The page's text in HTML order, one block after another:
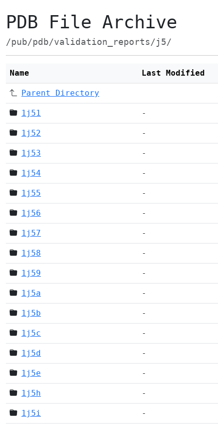
PDB File Archive
/pub/pdb/validation_reports/j5/
Name Last Modified
Parent Directory
1j51 -
1j52 -
1j53 -
1j54 -
1j55 -
1j56 -
1j57 -
1j58 -
1j59 -
1j5a -
1j5b -
1j5c -
1j5d -
1j5e -
1j5h -
1j5i -